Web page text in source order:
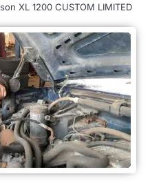
XL 1200 CUSTOM LIMITED